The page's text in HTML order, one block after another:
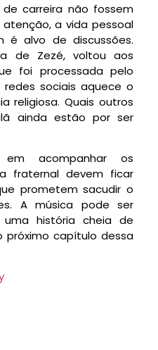
carreira não fossem
a vida pessoal
é alvo de discussões.
de Zezé, voltou aos
foi processada pelo
sociais aquece o
religiosa. Quais outros
ainda estão por ser
em acompanhar os
fraternal devem ficar
prometem sacudir o
A música pode ser
história cheia de
próximo capítulo dessa